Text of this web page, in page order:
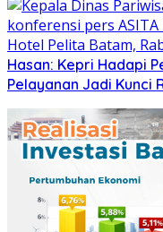
Hasan: Kepri Hadapi
Pelayanan Jadi Kunci